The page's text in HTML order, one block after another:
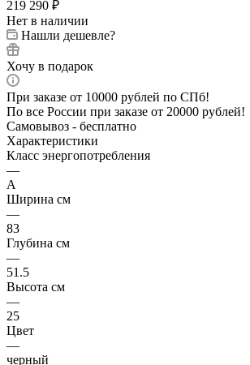
219 290 ₽
Нет в наличии
Нашли дешевле?
Хочу в подарок
При заказе от 10000 рублей по СПб!
По все России при заказе от 20000 рублей!
Самовывоз - бесплатно
Характеристики
Класс энергопотребления
—
А
Ширина см
—
83
Глубина см
—
51.5
Высота см
—
25
Цвет
—
черный